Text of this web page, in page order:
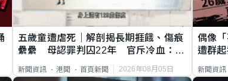
五歲童遭虐死｜解剖揭長期捱餓、傷痕
纍纍 母認罪判囚22年 官斥冷血：同
新聞資訊 港聞 首頁新聞 2026年08月05日
偶像
遭群
新聞資訊